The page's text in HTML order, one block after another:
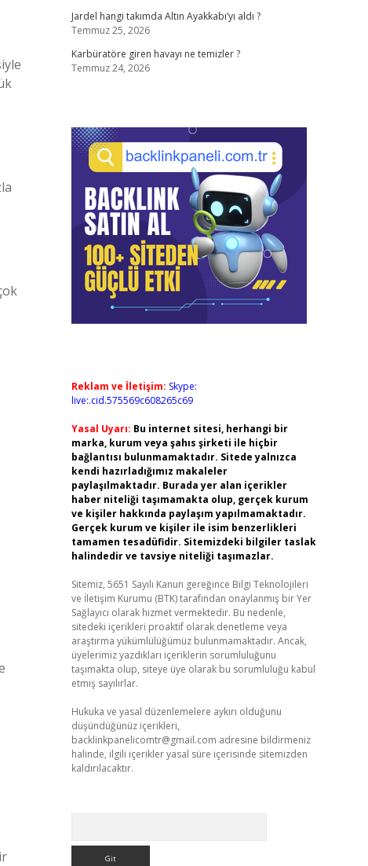
Jardel hangi takımda Altın Ayakkabı’yı aldı ?
Temmuz 25, 2026
Karbüratöre giren havayı ne temizler ?
Temmuz 24, 2026
Reklam ve İletişim: Skype:
live:.cid.575569c608265c69
Yasal Uyarı: Bu internet sitesi, herhangi bir
marka, kurum veya şahıs şirketi ile hiçbir
bağlantısı bulunmamaktadır. Sitede yalnızca
kendi hazırladığımız makaleler
paylaşılmaktadır. Burada yer alan içerikler
haber niteliği taşımamakta olup, gerçek kurum
ve kişiler hakkında paylaşım yapılmamaktadır.
Gerçek kurum ve kişiler ile isim benzerlikleri
tamamen tesadüfidir. Sitemizdeki bilgiler taslak
halindedir ve tavsiye niteliği taşımazlar.
Sitemiz, 5651 Sayılı Kanun gereğince Bilgi Teknolojileri
ve İletişim Kurumu (BTK) tarafından onaylanmış bir Yer
Sağlayıcı olarak hizmet vermektedir. Bu nedenle,
sitedeki içerikleri proaktif olarak denetleme veya
araştırma yükümlülüğümüz bulunmamaktadır. Ancak,
üyelerimiz yazdıkları içeriklerin sorumluluğunu
taşımakta olup, siteye üye olarak bu sorumluluğu kabul
etmiş sayılırlar.
Hukuka ve yasal düzenlemelere aykırı olduğunu
düşündüğünüz içerikleri,
backlinkpanelicomtr@gmail.com adresine bildirmeniz
halinde, ilgili içerikler yasal süre içerisinde sitemizden
kaldırılacaktır.